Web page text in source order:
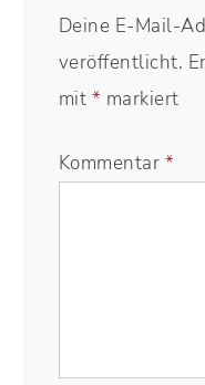
Deine E-Mail-
veröffentlicht.
mit * markiert
Kommentar *